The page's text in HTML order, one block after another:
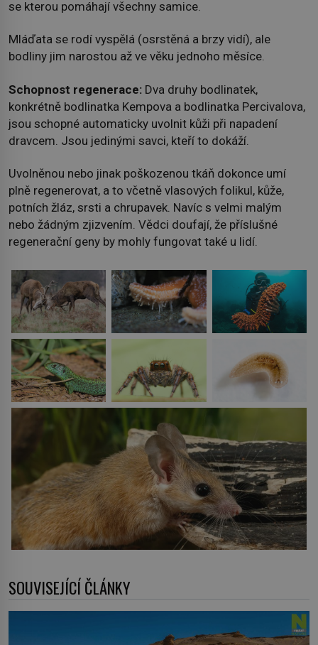
se kterou pomáhají všechny samice.
Mláďata se rodí vyspělá (osrstěná a brzy vidí), ale
bodliny jim narostou až ve věku jednoho měsíce.
Schopnost regenerace: Dva druhy bodlinatek,
konkrétně bodlinatka Kempova a bodlinatka Percivalova,
jsou schopné automaticky uvolnit kůži při napadení
dravcem. Jsou jedinými savci, kteří to dokáží.
Uvolněnou nebo jinak poškozenou tkáň dokonce umí
plně regenerovat, a to včetně vlasových folikul, kůže,
potních žláz, srsti a chrupavek. Navíc s velmi malým
nebo žádným zjizvením. Vědci doufají, že příslušné
regenerační geny by mohly fungovat také u lidí.
SOUVISEJÍCÍ ČLÁNKY